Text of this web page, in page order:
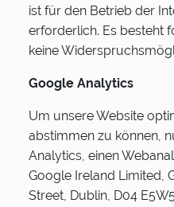
ist für den Betrieb der
erforderlich. Es besteht
keine
Google Analytics
Um unsere Website
abstimmen zu können,
Analytics, einen
Google Ireland Limited,
Street, Dublin, D04